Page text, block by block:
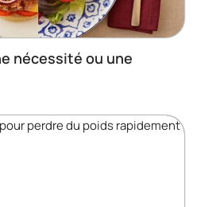
nécessité ou une